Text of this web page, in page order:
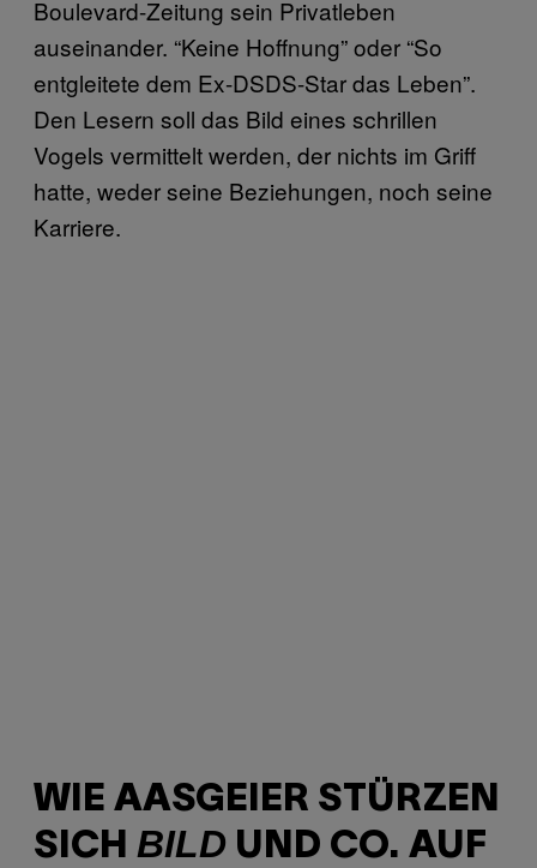
Boulevard-Zeitung sein Privatleben
auseinander. “Keine Hoffnung” oder “So
entgleitete dem Ex-DSDS-Star das Leben”.
Den Lesern soll das Bild eines schrillen
Vogels vermittelt werden, der nichts im Griff
hatte, weder seine Beziehungen, noch seine
Karriere.
WIE AASGEIER STÜRZEN
SICH BILD UND CO. AUF